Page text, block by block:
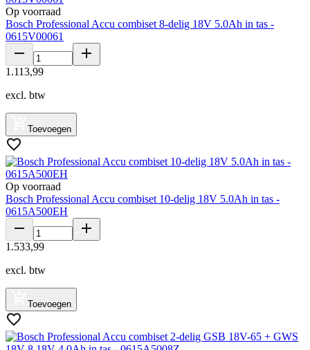
Op voorraad
Bosch Professional Accu combiset 8-delig 18V 5.0Ah in tas -
0615V00061
1 .113,99
excl. btw
Toevoegen
Op voorraad
Bosch Professional Accu combiset 10-delig 18V 5.0Ah in tas -
0615A500EH
1 .533,99
excl. btw
Toevoegen